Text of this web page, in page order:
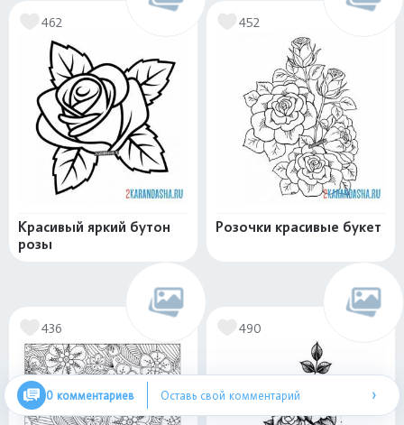
462
Красивый яркий бутон
розы
452
Розочки красивые букет
436 490
0 комментариев Оставь свой комментарий ›